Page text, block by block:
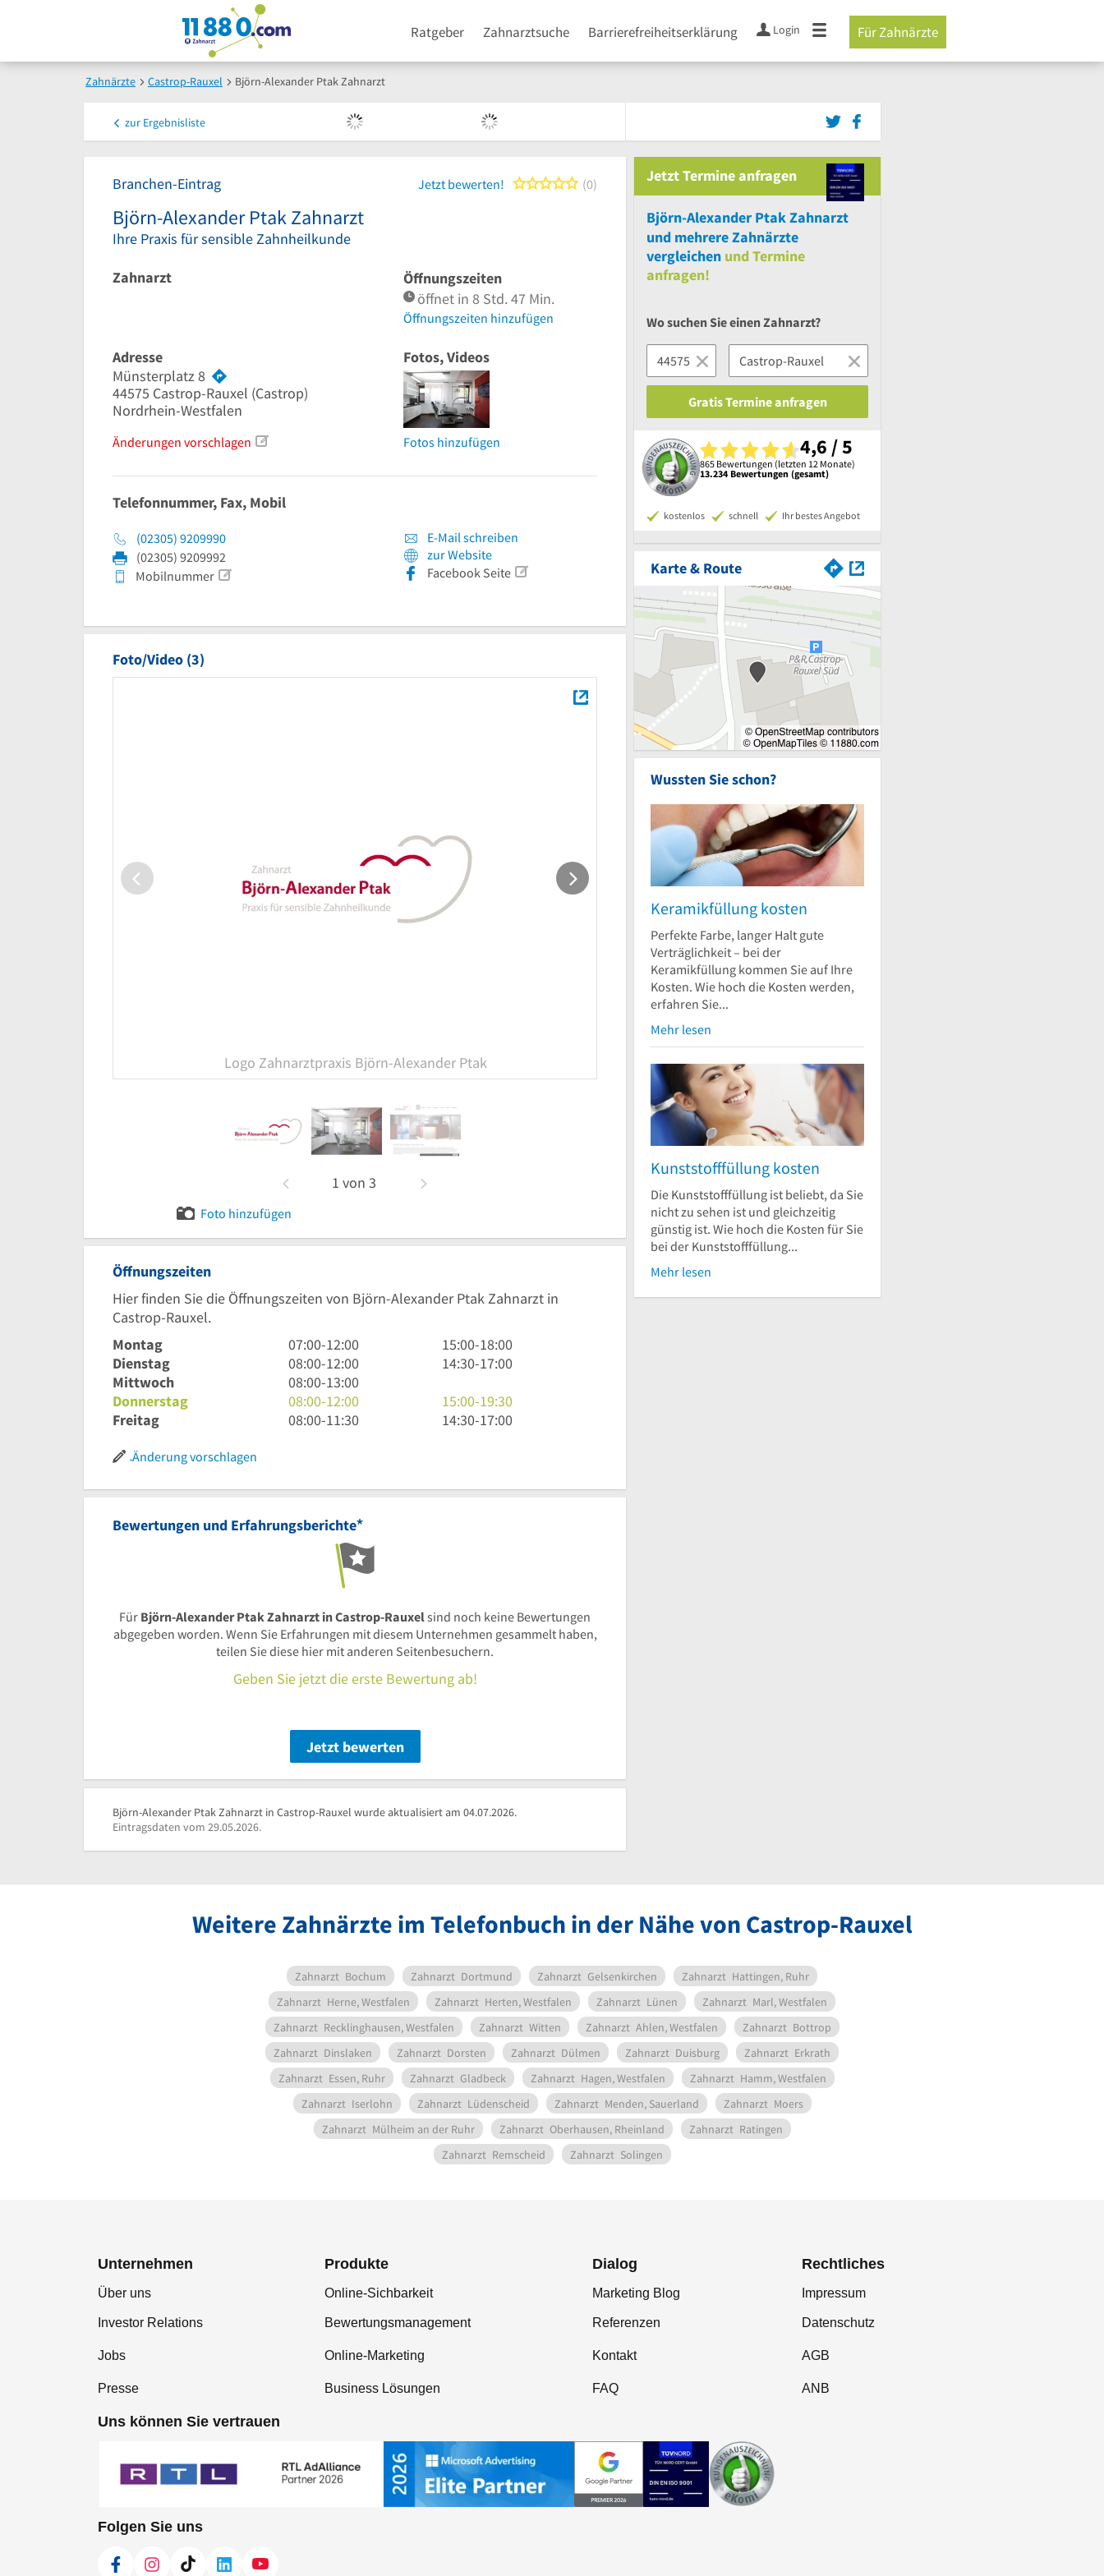
Ratgeber Zahnarztsuche Barrierefreiheitserklärung Login Für Zahnärzte
Zahnärzte Castrop-Rauxel Björn-Alexander Ptak Zahnarzt
zur Ergebnisliste
Branchen-Eintrag Jetzt bewerten! 0 von 5 Sternen
0
Björn-Alexander Ptak Zahnarzt
Ihre Praxis für sensible Zahnheilkunde
Zahnarzt
Öffnungszeiten
öffnet in 8 Std. 47 Min.
Öffnungszeiten hinzufügen
Adresse
Münsterplatz 8
44575 Castrop-Rauxel (Castrop)
Nordrhein-Westfalen
Änderungen vorschlagen
Fotos, Videos
Fotos hinzufügen
Telefonnummer, Fax, Mobil
(02305) 9209990
(02305) 9209992
Mobilnummer
E-Mail schreiben
zur Website
Facebook Seite
Foto/Video (3)
Logo Zahnarztpraxis Björn-Alexander Ptak Narkosebehandlung
1 von 3
Foto hinzufügen
Öffnungszeiten
Hier finden Sie die Öffnungszeiten von Björn-Alexander Ptak Zahnarzt in
Castrop-Rauxel.
Montag
7
Uhr
bis
12
Uhr
07:00-12:00
15
Uhr
18
Uhr
15:00-18:00
Dienstag
8
Uhr
bis
12
08:00-12:00
14
30
bis
14:30-17:00
Mittwoch
8
Uhr
bis
08:00-13:00
Donnerstag
8
Uhr
08:00-12:00
15
Uhr
30
15:00-19:30
Freitag
8
Uhr
08:00-11:30
14
17
14:30-17:00
Änderung vorschlagen
Bewertungen und Erfahrungsberichte*
Für Björn-Alexander Ptak Zahnarzt in Castrop-Rauxel sind noch keine Bewertungen
abgegeben worden. Wenn Sie Erfahrungen mit diesem Unternehmen gesammelt haben,
teilen Sie diese hier mit anderen Seitenbesuchern.
Geben Sie jetzt die erste Bewertung ab!
Jetzt bewerten
Björn-Alexander Ptak Zahnarzt in Castrop-Rauxel wurde aktualisiert am 04.07.2026.
Eintragsdaten vom 29.05.2026.
JetztTermine anfragen
Björn-Alexander Ptak Zahnarzt
und mehrereZahnärzte
vergleichen undTermine
anfragen!
Wo suchen Sie einen Zahnarzt?
Gratis Termine anfragen
4,6 / 5
865 Bewertungen (letzten 12 Monate)
13.234 Bewertungen (gesamt)
kostenlos schnell Ihr bestes Angebot
Karte & Route
Wussten Sie schon?
Keramikfüllung kosten
Perfekte Farbe, langer Halt gute
Verträglichkeit – bei der
Keramikfüllung kommen Sie auf Ihre
Kosten. Wie hoch die Kosten werden,
erfahren Sie...
Mehr lesen
Kunststofffüllung kosten
Die Kunststofffüllung ist beliebt, da Sie
nicht zu sehen ist und gleichzeitig
günstig ist. Wie hoch die Kosten für Sie
bei der Kunststofffüllung...
Mehr lesen
Weitere Zahnärzte im Telefonbuch in der Nähe von Castrop-Rauxel
Zahnarzt Bochum Zahnarzt Dortmund Zahnarzt Gelsenkirchen Zahnarzt Hattingen, Ruhr
Zahnarzt Herne, Westfalen Zahnarzt Herten, Westfalen Zahnarzt Lünen Zahnarzt Marl, Westfalen
Zahnarzt Recklinghausen, Westfalen Zahnarzt Witten Zahnarzt Ahlen, Westfalen Zahnarzt Bottrop
Zahnarzt Dinslaken Zahnarzt Dorsten Zahnarzt Dülmen Zahnarzt Duisburg Zahnarzt Erkrath
Zahnarzt Essen, Ruhr Zahnarzt Gladbeck Zahnarzt Hagen, Westfalen Zahnarzt Hamm, Westfalen
Zahnarzt Iserlohn Zahnarzt Lüdenscheid Zahnarzt Menden, Sauerland Zahnarzt Moers
Zahnarzt Mülheim an der Ruhr Zahnarzt Oberhausen, Rheinland Zahnarzt Ratingen
Zahnarzt Remscheid Zahnarzt Solingen
Unternehmen
Über uns
Investor Relations
Jobs
Presse
Produkte
Online-Sichbarkeit
Bewertungsmanagement
Online-Marketing
Business Lösungen
Dialog
Marketing Blog
Referenzen
Kontakt
FAQ
Rechtliches
Impressum
Datenschutz
AGB
ANB
Uns können Sie vertrauen
Folgen Sie uns